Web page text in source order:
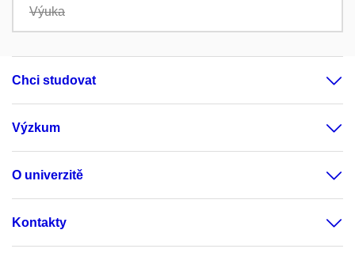
Výuka
Chci studovat
Výzkum
O univerzitě
Kontakty